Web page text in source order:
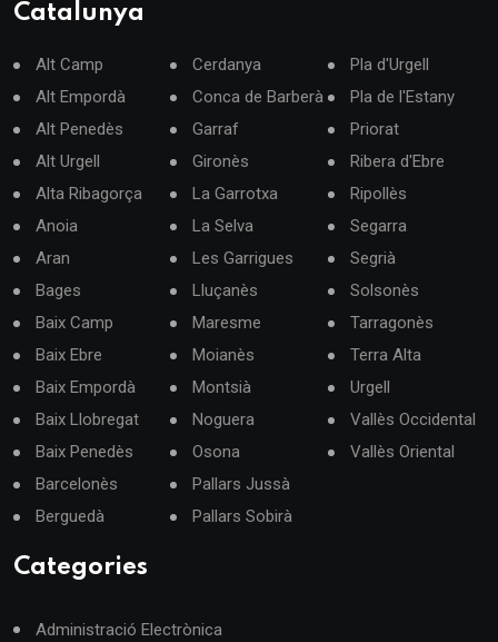
Catalunya
Alt Camp
Alt Empordà
Alt Penedès
Alt Urgell
Alta Ribagorça
Anoia
Aran
Bages
Baix Camp
Baix Ebre
Baix Empordà
Baix Llobregat
Baix Penedès
Barcelonès
Berguedà
Cerdanya
Conca de Barberà
Garraf
Gironès
La Garrotxa
La Selva
Les Garrigues
Lluçanès
Maresme
Moianès
Montsià
Noguera
Osona
Pallars Jussà
Pallars Sobirà
Pla d'Urgell
Pla de l'Estany
Priorat
Ribera d'Ebre
Ripollès
Segarra
Segrià
Solsonès
Tarragonès
Terra Alta
Urgell
Vallès Occidental
Vallès Oriental
Categories
Administració Electrònica